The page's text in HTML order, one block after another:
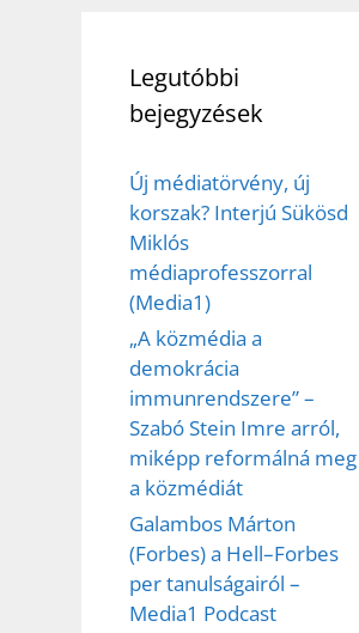
Legutóbbi
bejegyzések
Új médiatörvény, új
korszak? Interjú Sükösd
Miklós
médiaprofesszorral
(Media1)
„A közmédia a
demokrácia
immunrendszere” –
Szabó Stein Imre arról,
miképp reformálná meg
a közmédiát
Galambos Márton
(Forbes) a Hell–Forbes
per tanulságairól –
Media1 Podcast